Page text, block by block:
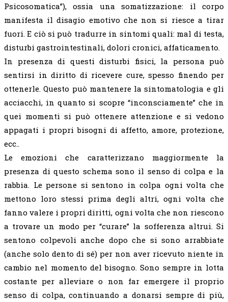
Psicosomatica”), ossia una somatizzazione: il corpo
manifesta il disagio emotivo che non si riesce a tirar
fuori. E ciò si può tradurre in sintomi quali: mal di testa,
disturbi gastrointestinali, dolori cronici, affaticamento.
In presenza di questi disturbi fisici, la persona può
sentirsi in diritto di ricevere cure, spesso finendo per
ottenerle. Questo può mantenere la sintomatologia e gli
acciacchi, in quanto si scopre “inconsciamente” che in
quei momenti si può ottenere attenzione e si vedono
appagati i propri bisogni di affetto, amore, protezione,
ecc..
Le emozioni che caratterizzano maggiormente la
presenza di questo schema sono il senso di colpa e la
rabbia. Le persone si sentono in colpa ogni volta che
mettono loro stessi prima degli altri, ogni volta che
fanno valere i propri diritti, ogni volta che non riescono
a trovare un modo per “curare” la sofferenza altrui. Si
sentono colpevoli anche dopo che si sono arrabbiate
(anche solo dento di sé) per non aver ricevuto niente in
cambio nel momento del bisogno. Sono sempre in lotta
costante per alleviare o non far emergere il proprio
senso di colpa, continuando a donarsi sempre di più,